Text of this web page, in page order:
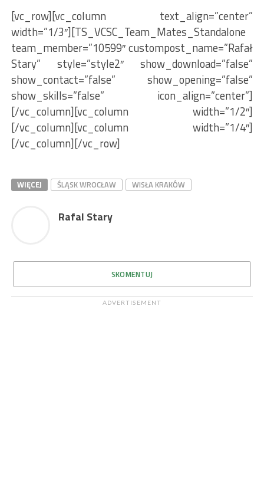
[vc_row][vc_column text_align=”center”
width=”1/3″][TS_VCSC_Team_Mates_Standalone
team_member=”10599″ custompost_name=”Rafał
Stary” style=”style2″ show_download=”false”
show_contact=”false” show_opening=”false”
show_skills=”false” icon_align=”center”]
[/vc_column][vc_column width=”1/2″]
[/vc_column][vc_column width=”1/4″]
[/vc_column][/vc_row]
WIĘCEJ ŚLĄSK WROCŁAW WISŁA KRAKÓW
Rafal Stary
SKOMENTUJ
ADVERTISEMENT